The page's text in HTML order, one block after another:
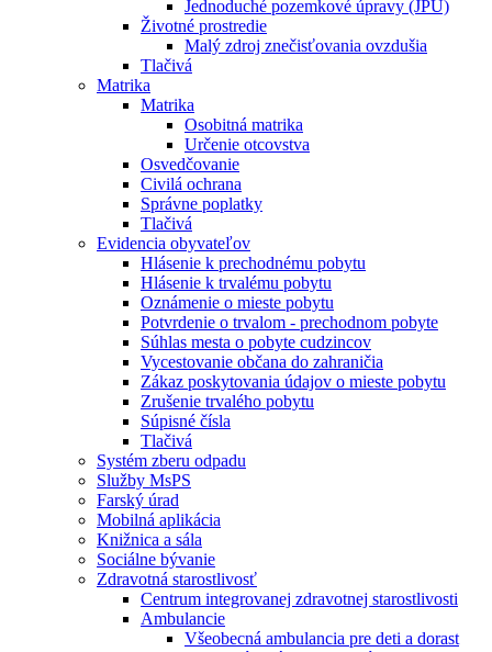
Jednoduché pozemkové úpravy (JPÚ)
Životné prostredie
Malý zdroj znečisťovania ovzdušia
Tlačivá
Matrika
Matrika
Osobitná matrika
Určenie otcovstva
Osvedčovanie
Civilá ochrana
Správne poplatky
Tlačivá
Evidencia obyvateľov
Hlásenie k prechodnému pobytu
Hlásenie k trvalému pobytu
Oznámenie o mieste pobytu
Potvrdenie o trvalom - prechodnom pobyte
Súhlas mesta o pobyte cudzincov
Vycestovanie občana do zahraničia
Zákaz poskytovania údajov o mieste pobytu
Zrušenie trvalého pobytu
Súpisné čísla
Tlačivá
Systém zberu odpadu
Služby MsPS
Farský úrad
Mobilná aplikácia
Knižnica a sála
Sociálne bývanie
Zdravotná starostlivosť
Centrum integrovanej zdravotnej starostlivosti
Ambulancie
Všeobecná ambulancia pre deti a dorast